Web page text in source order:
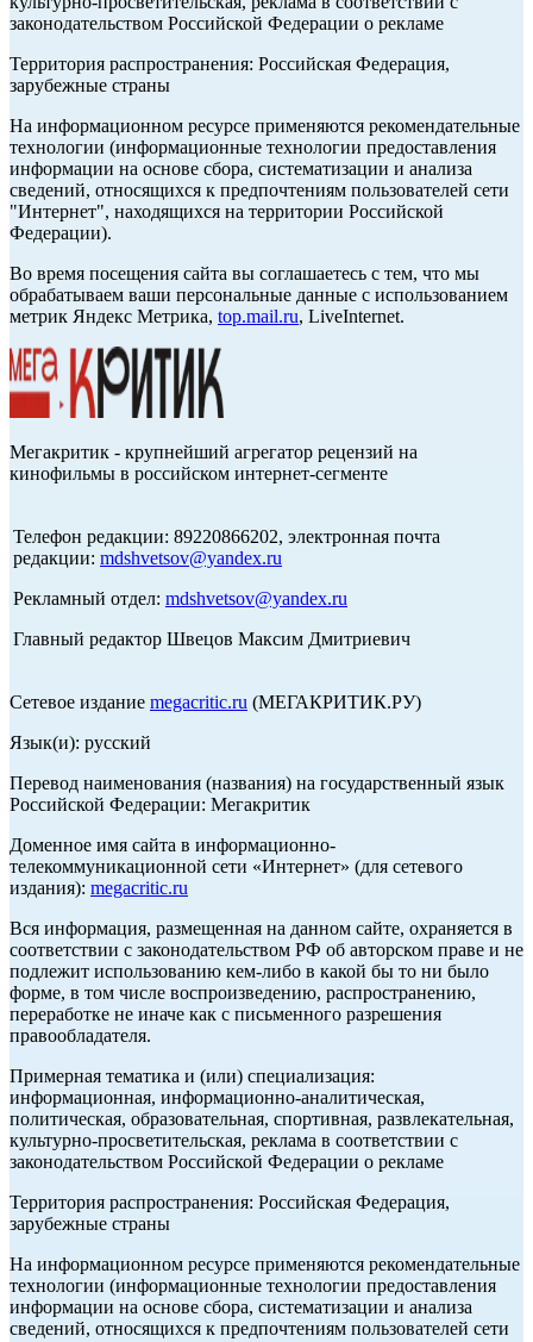
законодательством Российской Федерации о рекламе
Территория распространения: Российская Федерация,
зарубежные страны
На информационном ресурсе применяются рекомендательные
технологии (информационные технологии предоставления
информации на основе сбора, систематизации и анализа
сведений, относящихся к предпочтениям пользователей сети
"Интернет", находящихся на территории Российской
Федерации).
Во время посещения сайта вы соглашаетесь с тем, что мы
обрабатываем ваши персональные данные с использованием
метрик Яндекс Метрика, top.mail.ru, LiveInternet.
Мегакритик - крупнейший агрегатор рецензий на
кинофильмы в российском интернет-сегменте
Телефон редакции: 89220866202, электронная почта
редакции: mdshvetsov@yandex.ru
Рекламный отдел: mdshvetsov@yandex.ru
Главный редактор Швецов Максим Дмитриевич
Сетевое издание megacritic.ru (МЕГАКРИТИК.РУ)
Язык(и): русский
Перевод наименования (названия) на государственный язык
Российской Федерации: Мегакритик
Доменное имя сайта в информационно-
телекоммуникационной сети «Интернет» (для сетевого
издания): megacritic.ru
Вся информация, размещенная на данном сайте, охраняется в
соответствии с законодательством РФ об авторском праве и не
подлежит использованию кем-либо в какой бы то ни было
форме, в том числе воспроизведению, распространению,
переработке не иначе как с письменного разрешения
правообладателя.
Примерная тематика и (или) специализация:
информационная, информационно-аналитическая,
политическая, образовательная, спортивная, развлекательная,
культурно-просветительская, реклама в соответствии с
законодательством Российской Федерации о рекламе
Территория распространения: Российская Федерация,
зарубежные страны
На информационном ресурсе применяются рекомендательные
технологии (информационные технологии предоставления
информации на основе сбора, систематизации и анализа
сведений, относящихся к предпочтениям пользователей сети